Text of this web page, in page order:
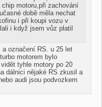
motoru,při zachování
době měla nechat
i při koupi vozu v
i když jsem vůz platil
a označení RS. u 25 let
motorem bylo
tyhle motory po 20
dálnici nějaké RS zkusil a
audi jsou podvozkem